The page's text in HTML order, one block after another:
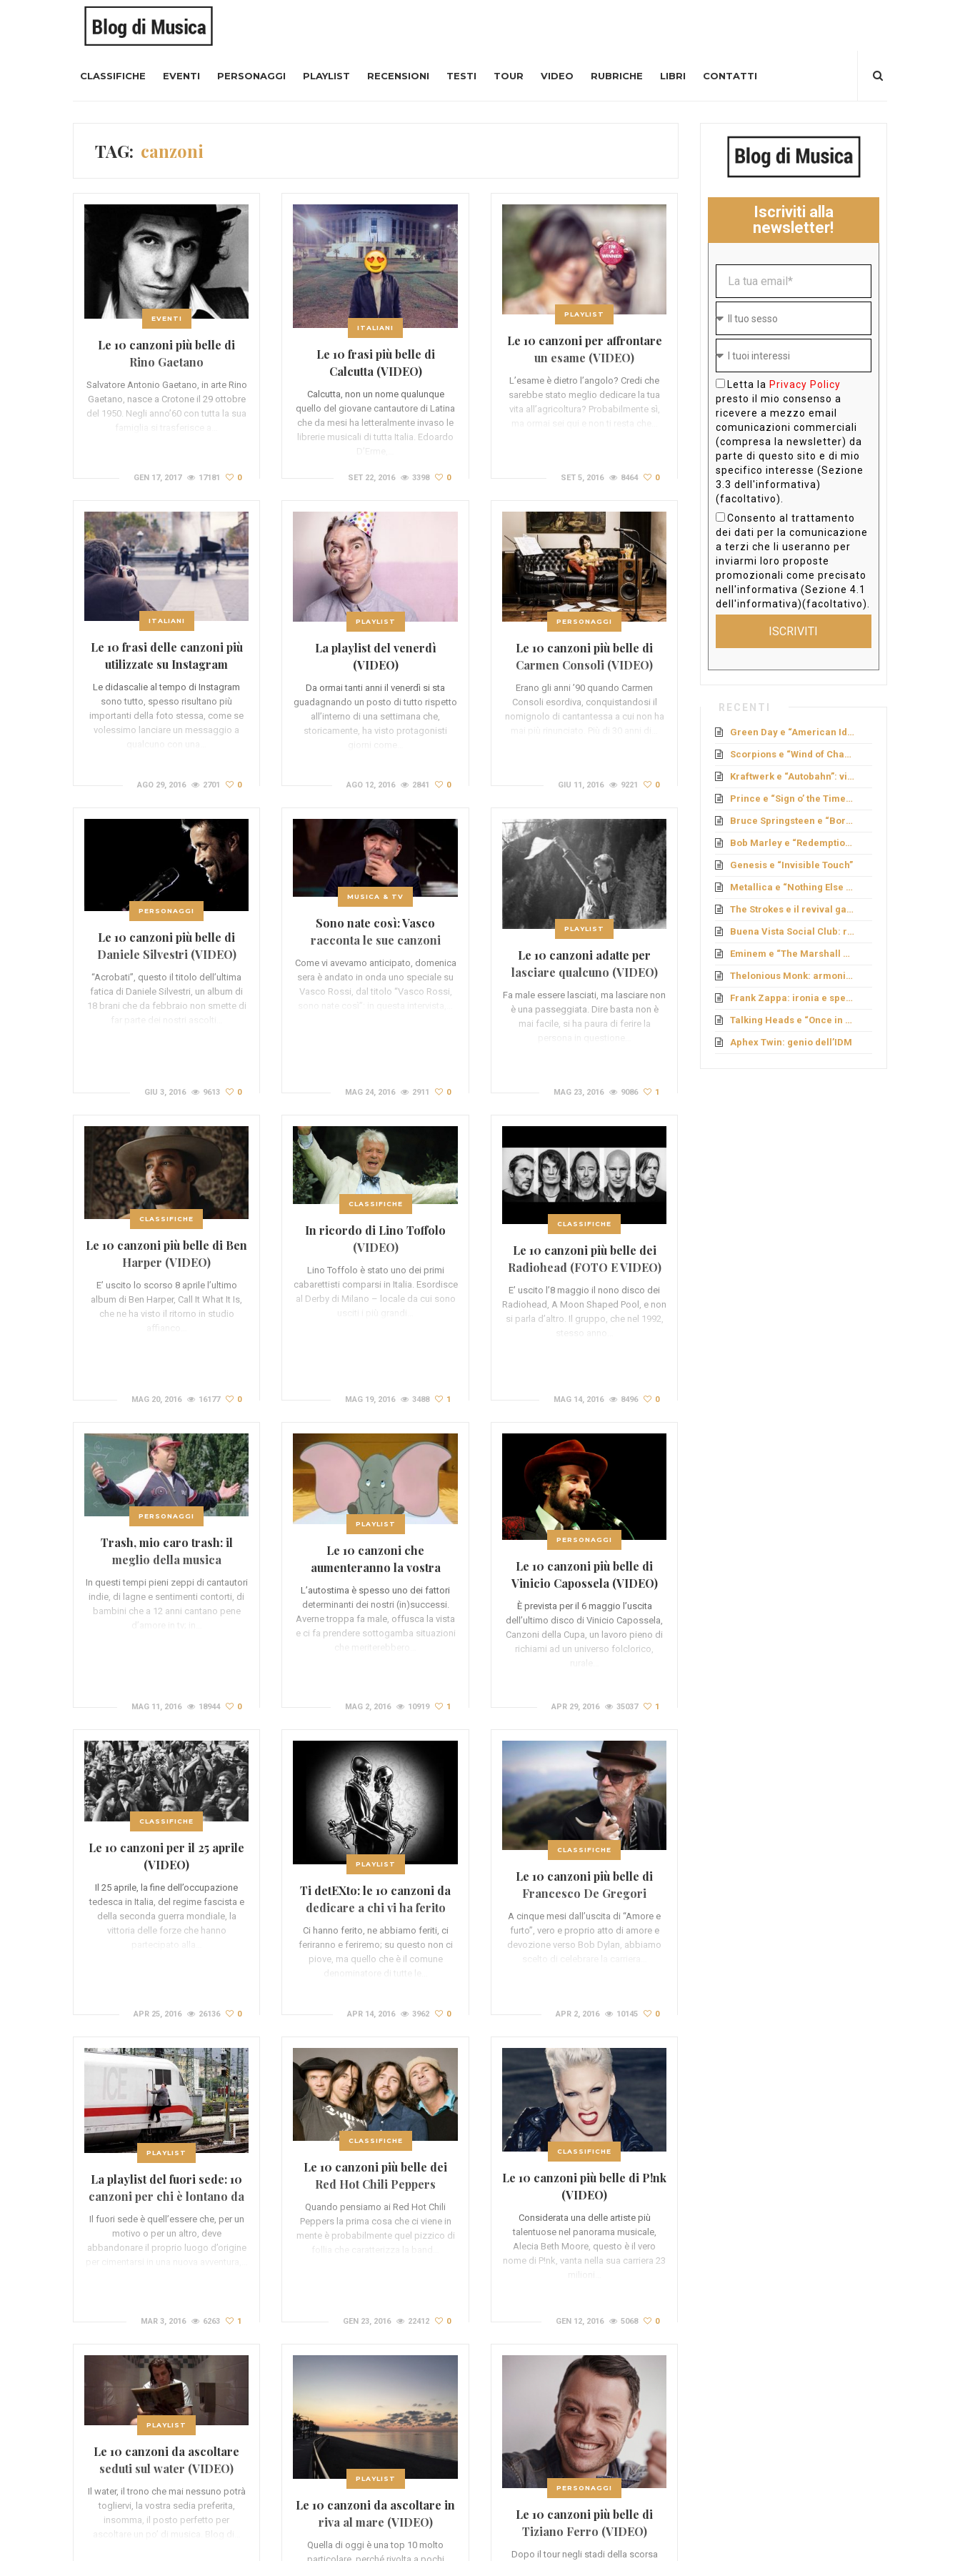
CLASSIFICHE EVENTI PERSONAGGI PLAYLIST RECENSIONI TESTI TOUR VIDEO RUBRICHE LIBRI CONTATTI
TAG: canzoni
EVENTI
Le 10 canzoni più belle di
Rino Gaetano
Salvatore Antonio Gaetano, in arte Rino
Gaetano, nasce a Crotone il 29 ottobre
del 1950. Negli anno’60 con tutta la sua
famiglia si trasferisce a…
GEN 17, 2017 17181 0
ITALIANI
Le 10 frasi più belle di
Calcutta (VIDEO)
Calcutta, non un nome qualunque
quello del giovane cantautore di Latina
che da mesi ha letteralmente invaso le
librerie musicali di tutta Italia. Edoardo
D’Erme,…
SET 22, 2016 3398 0
PLAYLIST
Le 10 canzoni per affrontare
un esame (VIDEO)
L’esame è dietro l’angolo? Credi che
sarebbe stato meglio dedicare la tua
vita all’agricoltura? Probabilmente sì,
ma ormai sei qui e non ti resta che…
SET 5, 2016 8464 0
ITALIANI
Le 10 frasi delle canzoni più
utilizzate su Instagram
(VIDEO)
Le didascalie al tempo di Instagram
sono tutto, spesso risultano più
importanti della foto stessa, come se
volessimo lanciare un messaggio a
AGO 29, 2016 2701 0
PLAYLIST
La playlist del venerdì
(VIDEO)
Da ormai tanti anni il venerdì si sta
guadagnando un posto di tutto rispetto
all’interno di una settimana che,
storicamente, ha visto protagonisti
AGO 12, 2016 2841 0
PERSONAGGI
Le 10 canzoni più belle di
Carmen Consoli (VIDEO)
Erano gli anni ’90 quando Carmen
Consoli esordiva, conquistandosi il
nomignolo di cantantessa a cui non ha
mai più rinunciato. Più di 30 anni di…
GIU 11, 2016 9221 0
PERSONAGGI
Le 10 canzoni più belle di
Daniele Silvestri (VIDEO)
“Acrobati”, questo il titolo dell’ultima
fatica di Daniele Silvestri, un album di
18 brani che da febbraio non smette di
far parte dei nostri ascolti…
GIU 3, 2016 9613 0
MUSICA & TV
Sono nate così: Vasco
racconta le sue canzoni
(VIDEO)
Come vi avevamo anticipato, domenica
sera è andato in onda uno speciale su
Vasco Rossi, dal titolo “Vasco Rossi,
sono nate così”: in questa intervista,…
MAG 24, 2016 2911 0
PLAYLIST
Le 10 canzoni adatte per
lasciare qualcuno (VIDEO)
Fa male essere lasciati, ma lasciare non
è una passeggiata. Dire basta non è
mai facile, si ha paura di ferire la
persona in questione…
MAG 23, 2016 9086 1
CLASSIFICHE
Le 10 canzoni più belle di Ben
Harper (VIDEO)
E’ uscito lo scorso 8 aprile l’ultimo
album di Ben Harper, Call It What It Is,
che ne ha visto il ritorno in studio
affianco…
MAG 20, 2016 16177 0
CLASSIFICHE
In ricordo di Lino Toffolo
(VIDEO)
Lino Toffolo è stato uno dei primi
cabarettisti comparsi in Italia. Esordisce
al Derby di Milano – locale da cui sono
usciti i più grandi…
MAG 19, 2016 3488 1
CLASSIFICHE
Le 10 canzoni più belle dei
Radiohead (FOTO E VIDEO)
E’ uscito l’8 maggio il nono disco dei
Radiohead, A Moon Shaped Pool, e non
si parla d’altro. Il gruppo, che nel 1992,
stesso anno…
MAG 14, 2016 8496 0
PERSONAGGI
Trash, mio caro trash: il
meglio della musica
“spazzatura” italiana (VIDEO)
In questi tempi pieni zeppi di cantautori
indie, di lagne e sentimenti contorti, di
bambini che a 12 anni cantano pene
d’amore in tv; in…
MAG 11, 2016 18944 0
PLAYLIST
Le 10 canzoni che
aumenteranno la vostra
autostima (VIDEO)
L’autostima è spesso uno dei fattori
determinanti dei nostri (in)successi.
Averne troppa fa male, offusca la vista
e ci fa prendere sottogamba situazioni
che meriterebbero…
MAG 2, 2016 10919 1
PERSONAGGI
Le 10 canzoni più belle di
Vinicio Capossela (VIDEO)
È prevista per il 6 maggio l’uscita
dell’ultimo disco di Vinicio Capossela,
Canzoni della Cupa, un lavoro pieno di
richiami ad un universo folclorico,
rurale…
APR 29, 2016 35037 1
CLASSIFICHE
Le 10 canzoni per il 25 aprile
(VIDEO)
Il 25 aprile, la fine dell’occupazione
tedesca in Italia, del regime fascista e
della seconda guerra mondiale, la
vittoria delle forze che hanno
partecipato alla…
APR 25, 2016 26136 0
PLAYLIST
Ti detEXto: le 10 canzoni da
dedicare a chi vi ha ferito
(VIDEO)
Ci hanno ferito, ne abbiamo feriti, ci
feriranno e feriremo; su questo non ci
piove, ma quello che è il comune
denominatore di tutte le…
APR 14, 2016 3962 0
CLASSIFICHE
Le 10 canzoni più belle di
Francesco De Gregori
(VIDEO)
A cinque mesi dall’uscita di “Amore e
furto”, vero e proprio atto di amore e
devozione verso Bob Dylan, abbiamo
scelto di celebrare la carriera…
APR 2, 2016 10145 0
PLAYLIST
La playlist del fuori sede: 10
canzoni per chi è lontano da
casa (VIDEO)
Il fuori sede è quell’essere che, per un
motivo o per un altro, deve
abbandonare il proprio luogo d’origine
per cimentarsi in una nuova avventura,…
MAR 3, 2016 6263 1
CLASSIFICHE
Le 10 canzoni più belle dei
Red Hot Chili Peppers
(VIDEO)
Quando pensiamo ai Red Hot Chili
Peppers la prima cosa che ci viene in
mente è probabilmente quel pizzico di
follia che caratterizza la band…
GEN 23, 2016 22412 0
CLASSIFICHE
Le 10 canzoni più belle di P!nk
(VIDEO)
Considerata una delle artiste più
talentuose nel panorama musicale,
Alecia Beth Moore, questo è il vero
nome di P!nk, vanta nella sua carriera 23
milioni…
GEN 12, 2016 5068 0
PLAYLIST
Le 10 canzoni da ascoltare
seduti sul water (VIDEO)
Il water, il trono che mai nessuno potrà
togliervi, la vostra sedia preferita,
insomma, il posto perfetto per
ascoltare un po’ di musica. Blog di…
PLAYLIST
Le 10 canzoni da ascoltare in
riva al mare (VIDEO)
Quella di oggi è una top 10 molto
PERSONAGGI
Le 10 canzoni più belle di
Tiziano Ferro (VIDEO)
Dopo il tour negli stadi della scorsa
Iscriviti alla
newsletter!
Letta la Privacy Policy
presto il mio consenso a
ricevere a mezzo email
comunicazioni commerciali
(compresa la newsletter) da
parte di questo sito e di mio
specifico interesse (Sezione
3.3 dell'informativa)
(facoltativo).
Consento al trattamento
dei dati per la comunicazione
a terzi che li useranno per
inviarmi loro proposte
promozionali come precisato
nell'informativa (Sezione 4.1
dell'informativa)(facoltativo).
ISCRIVITI
RECENTI
Green Day e “American Idiot”: rock politico
Scorpions e “Wind of Change”: caduta del Muro
Kraftwerk e “Autobahn”: viaggio elettronico
Prince e “Sign o’ the Times”: genio e provocazione
Bruce Springsteen e “Born to Run”: sogno americano
Bob Marley e “Redemption Song”
Genesis e “Invisible Touch”
Metallica e “Nothing Else Matters”: ballata metal
The Strokes e il revival garage
Buena Vista Social Club: rinascita cubana
Eminem e “The Marshall Mathers LP”
Thelonious Monk: armonie fuori schema
Frank Zappa: ironia e sperimentazione
Talking Heads e “Once in a Lifetime”
Aphex Twin: genio dell’IDM